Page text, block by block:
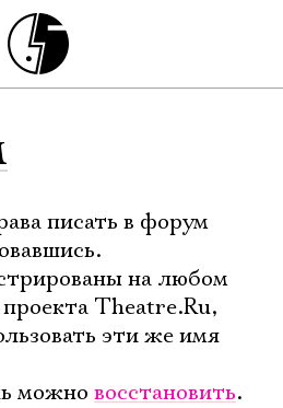
писать в форум
на любом
Theatre.Ru,
эти же имя
можно восстановить.